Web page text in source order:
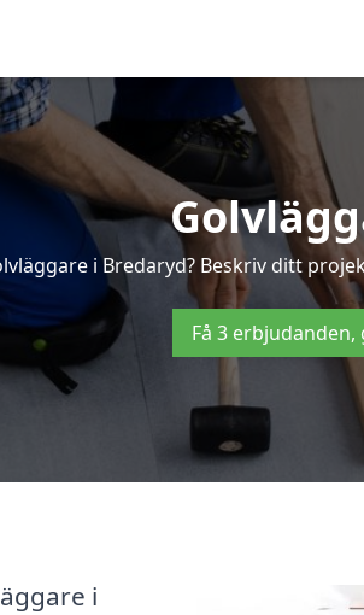
i Bredaryd? Beskriv ditt
Få 3
i